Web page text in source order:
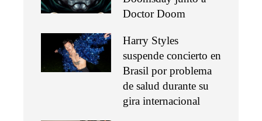
Doctor Doom
Harry Styles
suspende concierto en
Brasil por problema
de salud durante su
gira internacional